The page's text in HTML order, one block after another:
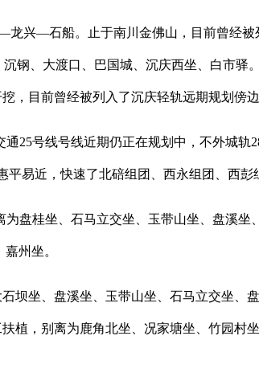
兴—石船。止于南川金佛山，目前曾经被
钢、大渡口、巴国城、沉庆西坐、白市驿
，目前曾经被列入了沉庆轻轨远期规划傍边
号线号线近期仍正在规划中，不外城轨
易近，快速了北碚组团、西永组团、西彭
桂坐、石马立交坐、玉带山坐、盘溪坐
州坐。
坐、盘溪坐、玉带山坐、石马立交坐、
植，别离为鹿角北坐、况家塘坐、竹园村